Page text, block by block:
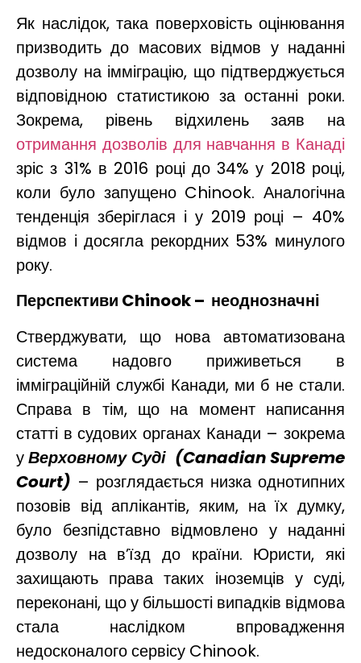
Як наслідок, така поверховість оцінювання
призводить до масових відмов у наданні
дозволу на імміграцію, що підтверджується
відповідною статистикою за останні роки.
Зокрема, рівень відхилень заяв на
отримання дозволів для навчання в Канаді
зріс з 31% в 2016 році до 34% у 2018 році,
коли було запущено Chinook. Аналогічна
тенденція зберіглася і у 2019 році – 40%
відмов і досягла рекордних 53% минулого
року.
Перспективи Chinook– неоднозначні
Стверджувати, що нова автоматизована
система надовго приживеться в
імміграційній службі Канади, ми б не стали.
Справа в тім, що на момент написання
статті в судових органах Канади – зокрема
уВерховному Суді (CanadianSupreme
Court) – розглядається низка однотипних
позовів від аплікантів, яким, на їх думку,
було безпідставно відмовлено у наданні
дозволу на в’їзд до країни. Юристи, які
захищають права таких іноземців у суді,
переконані, що у більшості випадків відмова
стала наслідком впровадження
недосконалого сервісу Chinook.